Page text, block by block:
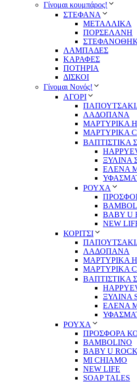
Γίνομαι κουμπάρος!
ΣΤΕΦΑΝΑ
ΜΕΤΑΛΛΙΚΑ
ΠΟΡΣΕΛΑΝΗ
ΛΑΜΠΑΔΕΣ
ΚΑΡΑΦΕΣ
ΠΟΤΗΡΙΑ
ΔΙΣΚΟΙ
Γίνομαι Νονός!
ΑΓΟΡΙ
ΛΑΔΟΠΑΝΑ
ΜΑΡΤΥΡΙΚΑ
ΜΑΡΤΥΡΙΚΑ
ΒΑΠΤΙΣΤΙΚΑ
ΞΥΛΙΝΑ
ΕΛΕΝΑ
ΡΟΥΧΑ
BABY U
NEW
ΚΟΡΙΤΣΙ
ΛΑΔΟΠΑΝΑ
ΜΑΡΤΥΡΙΚΑ
ΜΑΡΤΥΡΙΚΑ
ΒΑΠΤΙΣΤΙΚΑ
ΞΥΛΙΝΑ
ΕΛΕΝΑ
ΡΟΥΧΑ
ΠΡΟΣΦΟΡΑ
BAMBOLINO
BABY U ROCK
MI CHIAMO
NEW LIFE
SOAP TALES